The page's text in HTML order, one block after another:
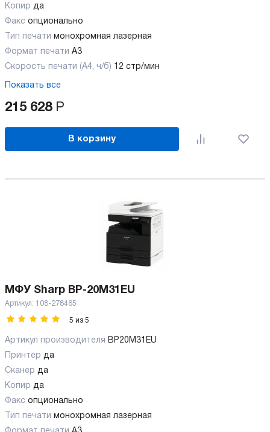
Копир да
Факс опционально
Тип печати
монохромная лазерная
Формат печати A3
Скорость печати (А4, ч/б) 12 стр/мин
Показать все
215 628 Р
В корзину
МФУ Sharp BP-20M31EU
Артикул: 108-278465
5 из 5
Артикул производителя BP20M31EU
Принтер да
Сканер да
Копир да
Факс опционально
Тип печати монохромная лазерная